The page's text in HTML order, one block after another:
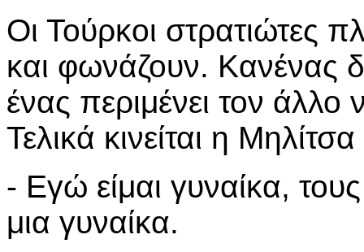
Οι Τούρκοι στρατιώτες
και φωνάζουν. Κανένας
ένας περιμένει τον
Τελικά κινείται η
- Εγώ είμαι γυναίκα,
μια γυναίκα.